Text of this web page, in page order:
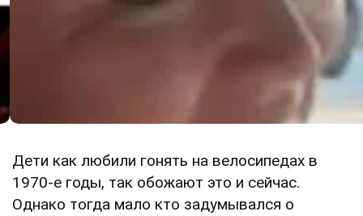
Дети как любили гонять на велосипедах в
1970-е годы, так обожают это и сейчас.
Однако тогда мало кто задумывался о